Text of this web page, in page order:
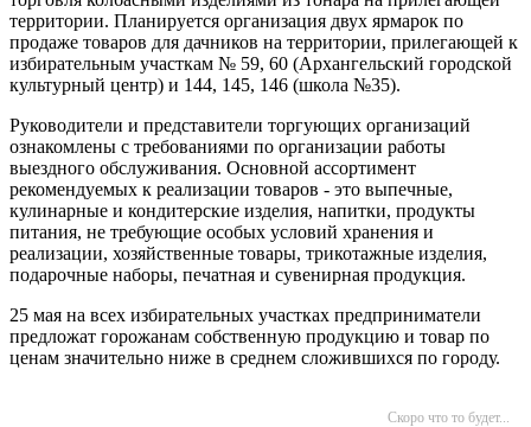
территории. Планируется организация двух ярмарок по
продаже товаров для дачников на территории, прилегающей к
избирательным участкам № 59, 60 (Архангельский городской
культурный центр) и 144, 145, 146 (школа №35).
Руководители и представители торгующих организаций
ознакомлены с требованиями по организации работы
выездного обслуживания. Основной ассортимент
рекомендуемых к реализации товаров - это выпечные,
кулинарные и кондитерские изделия, напитки, продукты
питания, не требующие особых условий хранения и
реализации, хозяйственные товары, трикотажные изделия,
подарочные наборы, печатная и сувенирная продукция.
25 мая на всех избирательных участках предприниматели
предложат горожанам собственную продукцию и товар по
ценам значительно ниже в среднем сложившихся по городу.
Скоро что то будет...